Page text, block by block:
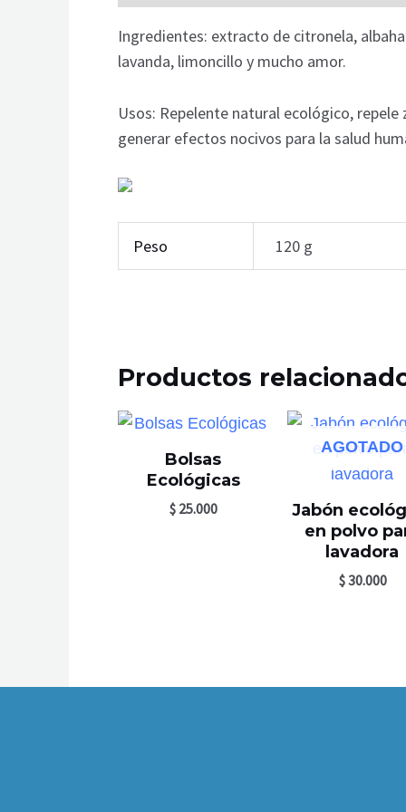
Ingredientes: extracto de citronela,
lavanda, limoncillo y mucho amor.
Usos: Repelente natural ecológico,
generar efectos nocivos para la salud
Peso 120 g
Productos
Bolsas
Ecológicas
$ 25.000
AGOTADO
Jabón
en polvo
lavadora
$30.000